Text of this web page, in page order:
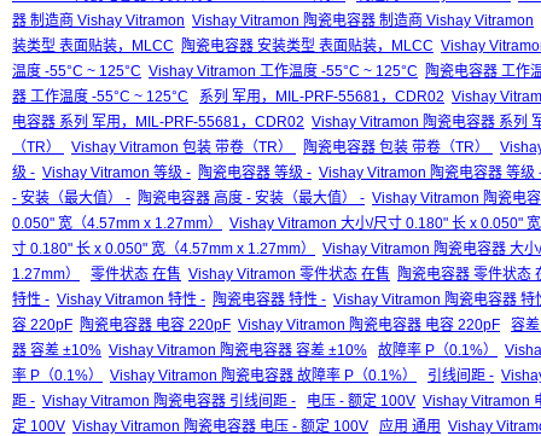
器 制造商 Vishay Vitramon Vishay Vitramon 陶瓷电容器 制造商 Vishay Vitramon
装类型 表面贴装，MLCC
陶瓷电容器 安装类型 表面贴装，MLCC Vishay
温度 -55°C ~ 125°C Vishay Vitramon 工作温度 -55°C ~ 125°C
陶瓷电容器 工作
器 工作温度 -55°C ~ 125°C
系列 军用，MIL-PRF-55681，CDR02 Vishay
电容器 系列 军用，MIL-PRF-55681，CDR02 Vishay Vitramon 陶瓷电容器 系列
（TR）
Vishay Vitramon 包装 带卷（TR） 陶瓷电容器 包装 带卷（TR）
级 - Vishay Vitramon 等级 - 陶瓷电容器 等级 - Vishay Vitramon 陶瓷电容器 等级
- 安装（最大值） - 陶瓷电容器 高度 - 安装（最大值） - Vishay Vitramon 陶瓷电
0.050" 宽（4.57mm x 1.27mm）
Vishay Vitramon 大小/尺寸 0.180" 长 x 0.050"
寸 0.180" 长 x 0.050" 宽（4.57mm x 1.27mm）
Vishay Vitramon 陶瓷电容器 大
1.27mm）
零件状态 在售 Vishay Vitramon 零件状态 在售
陶瓷电容器 零件状态
特性 - Vishay Vitramon 特性 - 陶瓷电容器 特性 - Vishay Vitramon 陶瓷电容器 特
容 220pF 陶瓷电容器 电容 220pF Vishay Vitramon 陶瓷电容器 电容 220pF
容
器 容差 ±10% Vishay Vitramon 陶瓷电容器 容差 ±10% 故障率 P（0.1%）
率 P（0.1%）
Vishay Vitramon 陶瓷电容器 故障率 P（0.1%） 引线间距 -
距 - Vishay Vitramon 陶瓷电容器 引线间距 - 电压 - 额定 100V Vishay Vitramon
定 100V Vishay Vitramon 陶瓷电容器 电压 - 额定 100V 应用 通用 Vishay